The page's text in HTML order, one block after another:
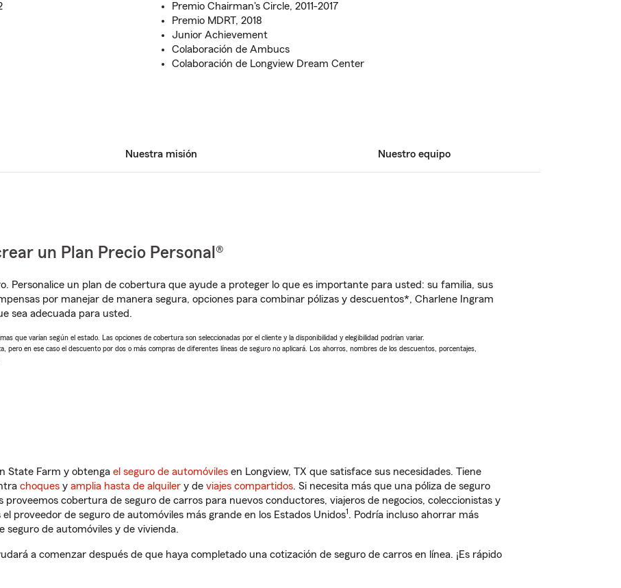
Premio Chairman's Circle, 2011-2017
Premio MDRT, 2018
Junior Achievement
Colaboración de Ambucs
Colaboración de Longview Dream Center
Nuestra misión Nuestro equipo
un Plan Precio Personal®
Personalice un plan de cobertura que ayude a proteger lo que es importante para usted: su familia, sus
por manejar de manera segura, opciones para combinar pólizas y descuentos*, Charlene Ingram
sea adecuada para usted.
que varían según el estado. Las opciones de cobertura son seleccionadas por el cliente y la disponibilidad y elegibilidad podrían variar.
pero en ese caso el descuento por dos o más compras de diferentes líneas de seguro no aplicará. Los ahorros, nombres de los descuentos, porcentajes,
State Farm y obtenga el seguro de automóviles en Longview, TX que satisface sus necesidades. Tiene
choques y amplia hasta de alquiler y de viajes compartidos. Si necesita más que una póliza de seguro
cobertura de seguro de carros para nuevos conductores, viajeros de negocios, coleccionistas y
proveedor de seguro de automóviles más grande en los Estados Unidos1. Podría incluso ahorrar más
seguro de automóviles y de vivienda.
a comenzar después de que haya completado una cotización de seguro de carros en línea. ¡Es rápido